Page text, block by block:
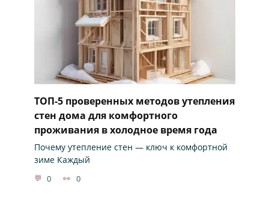
ТОП-5 проверенных методов утепления
стен дома для комфортного
проживания в холодное время года
Почему утепление стен — ключ к комфортной
зиме Каждый
0 0